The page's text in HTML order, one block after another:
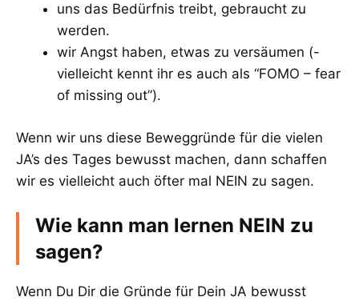
uns das Bedürfnis treibt, gebraucht zu
werden.
wir Angst haben, etwas zu versäumen (-
vielleicht kennt ihr es auch als “FOMO – fear
of missing out”).
Wenn wir uns diese Beweggründe für die vielen
JA’s des Tages bewusst machen, dann schaffen
wir es vielleicht auch öfter mal NEIN zu sagen.
Wie kann man lernen NEIN zu
sagen?
Wenn Du Dir die Gründe für Dein JA bewusst